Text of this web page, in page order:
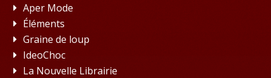
Aper Mode
Éléments
Graine de loup
IdeoChoc
La Nouvelle Librairie